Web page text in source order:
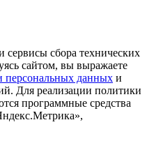
сервисы сбора технических
сайтом, вы выражаете
персональных данных и
Для реализации политики
программные средства